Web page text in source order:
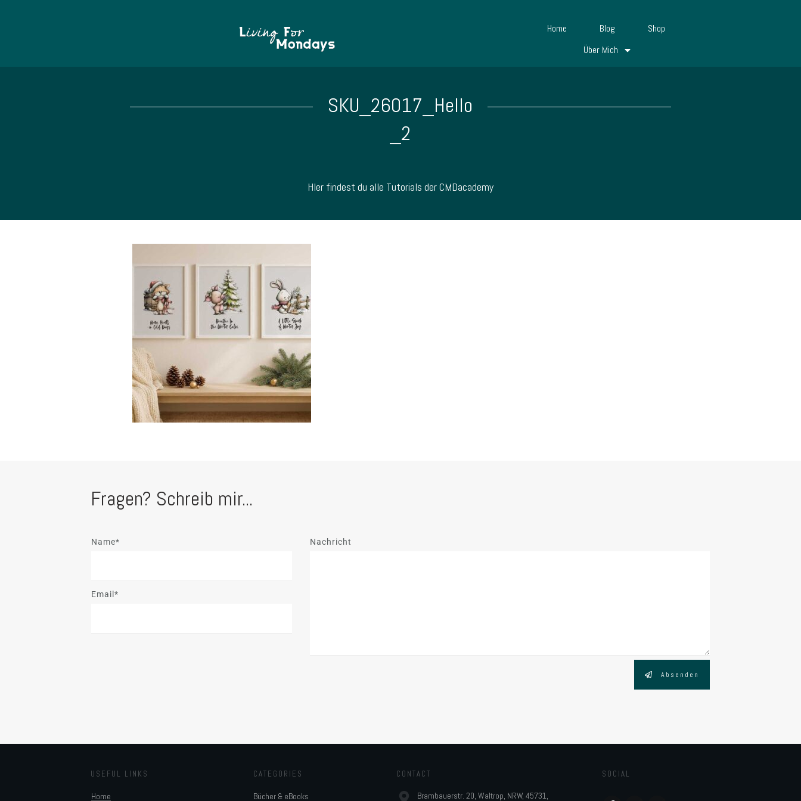
Home Blog
Shop
Über Mich
SKU_26017_Hello
_2
HIer findest du alle Tutorials der CMDacademy
Fragen? Schreib mir...
Name*
Email*
Nachricht
Absenden
USEFUL LINKS
Home
CATEGORIES
Bücher & eBooks
CONTACT
Brambauerstr. 20, Waltrop, NRW, 45731,
SOCIAL